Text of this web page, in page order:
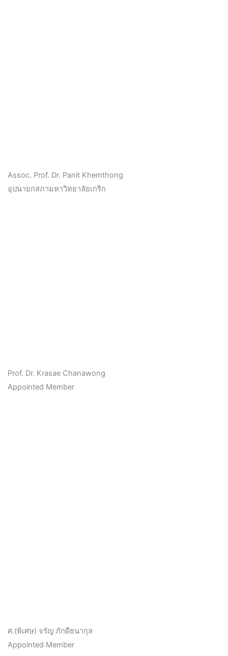
Assoc. Prof. Dr. Panit Khemthong
อุปนายกสภามหาวิทยาลัยเกริก
Prof. Dr. Krasae Chanawong
Appointed Member
ศ.(พิเศษ) จรัญ ภักดีธนากุล
Appointed Member